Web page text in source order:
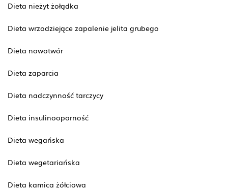
Dieta nieżyt żołądka
Dieta wrzodziejące zapalenie jelita grubego
Dieta nowotwór
Dieta zaparcia
Dieta nadczynność tarczycy
Dieta insulinooporność
Dieta wegańska
Dieta wegetariańska
Dieta kamica żółciowa